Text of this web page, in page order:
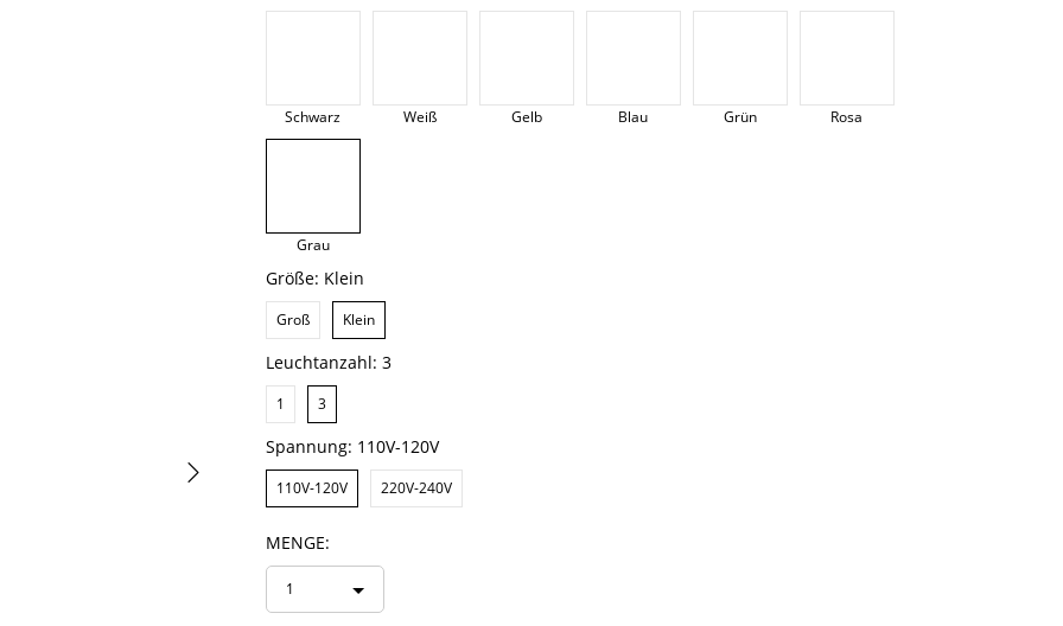
Schwarz Weiß Gelb Blau Grün Rosa
Grau
Größe: Klein
Groß Klein
Leuchtanzahl: 3
1 3
Spannung: 110V-120V
110V-120V 220V-240V
MENGE:
1